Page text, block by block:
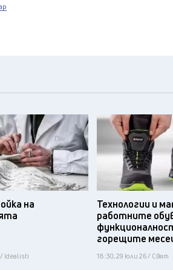
на
/ Idealisti
Технологии и
работните
горещите
18:30, 29 юли 26 / Свят